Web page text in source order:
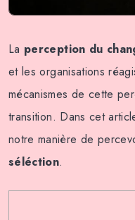
La perception du
et les organisations
mécanismes de cette
transition. Dans cet
notre manière de
séléction.